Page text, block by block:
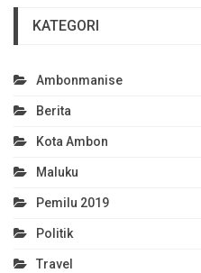
KATEGORI
Ambonmanise
Berita
Kota Ambon
Maluku
Pemilu 2019
Politik
Travel